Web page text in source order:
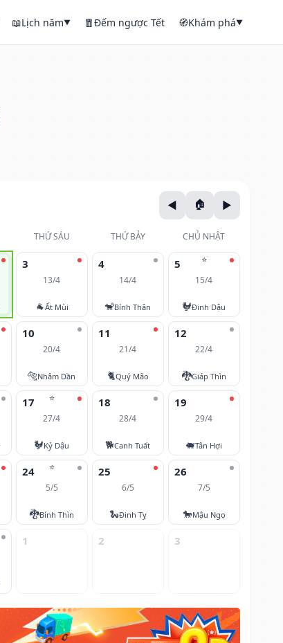
📖Lịch năm▼ 🧧Đếm ngược Tết 🧭Khám phá▼
THỨ SÁU THỨ BẢY CHỦ NHẬT
3
13/4
🐐Ất Mùi
4
14/4
🐒Bính Thân
⭐
5
15/4
🐓Đinh Dậu
10
20/4
🐅Nhâm Dần
11
21/4
🐈Quý Mão
12
22/4
🐉Giáp Thìn
⭐
17
27/4
🐓Kỷ Dậu
18
28/4
🐕Canh Tuất
19
29/4
🐖Tân Hợi
⭐
24
5/5
🐉Bính Thìn
25
6/5
🐍Đinh Tỵ
26
7/5
🐎Mậu Ngọ
1 2 3